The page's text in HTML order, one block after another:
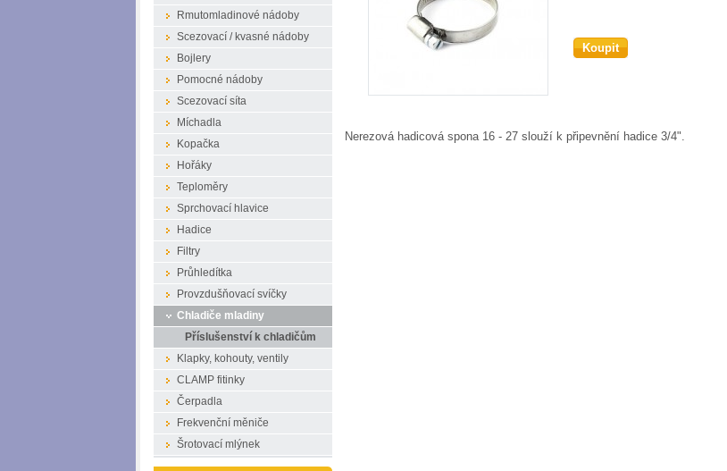
Koupit
Nerezová hadicová spona 16 - 27 slouží k připevnění hadice 3/4".
Rmutomladinové nádoby
Scezovací / kvasné nádoby
Bojlery
Pomocné nádoby
Scezovací síta
Míchadla
Kopačka
Hořáky
Teploměry
Sprchovací hlavice
Hadice
Filtry
Průhledítka
Provzdušňovací svíčky
Chladiče mladiny
Příslušenství k chladičům
Klapky, kohouty, ventily
CLAMP fitinky
Čerpadla
Frekvenční měniče
Šrotovací mlýnek